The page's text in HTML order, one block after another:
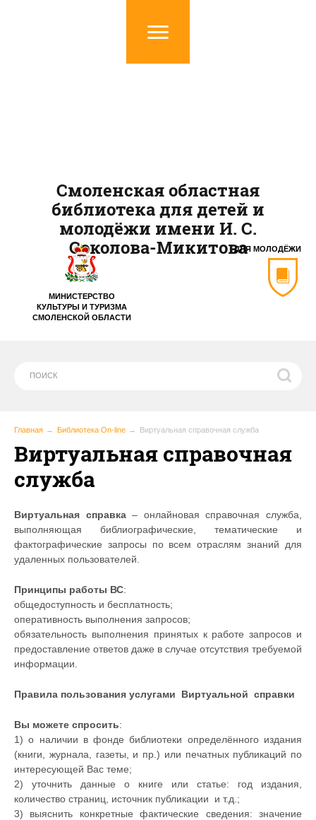
МИНИСТЕРСТВО
КУЛЬТУРЫ И ТУРИЗМА
СМОЛЕНСКОЙ ОБЛАСТИ
ДЛЯ МОЛОДЁЖИ
Смоленская областная
библиотека для детей и
молодёжи имени И. С.
Соколова-Микитова
Главная Библиотека On-line Виртуальная справочная служба
Виртуальная справочная
служба
Виртуальная справка – онлайновая справочная служба,
выполняющая библиографические, тематические и
фактографические запросы по всем отраслям знаний для
удаленных пользователей.
Принципы работы ВС:
общедоступность и бесплатность;
оперативность выполнения запросов;
обязательность выполнения принятых к работе запросов и
предоставление ответов даже в случае отсутствия требуемой
информации.
Правила пользования услугами Виртуальной справки
Вы можете спросить:
1) о наличии в фонде библиотеки определённого издания
(книги, журнала, газеты, и пр.) или печатных публикаций по
интересующей Вас теме;
2) уточнить данные о книге или статье: год издания,
количество страниц, источник публикации и т.д.;
3) выяснить конкретные фактические сведения: значение